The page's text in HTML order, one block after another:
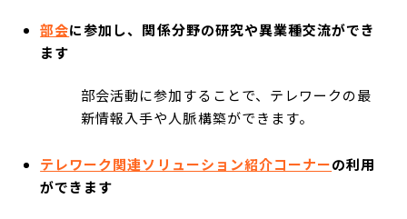
部会に参加し、関係分野の研究や異業種交流ができ
ます
部会活動に参加することで、テレワークの最
新情報入手や人脈構築ができます。
テレワーク関連ソリューション紹介コーナーの利用
ができます